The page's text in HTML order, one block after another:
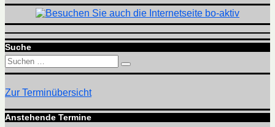
Suche
Suchen
nach:
Suchen
Zur Terminübersicht
Anstehende Termine